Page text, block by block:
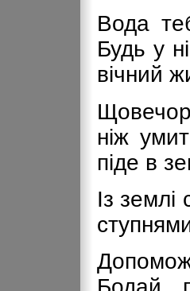
Вода
Будь у
вічний
ніж
піде в
Із